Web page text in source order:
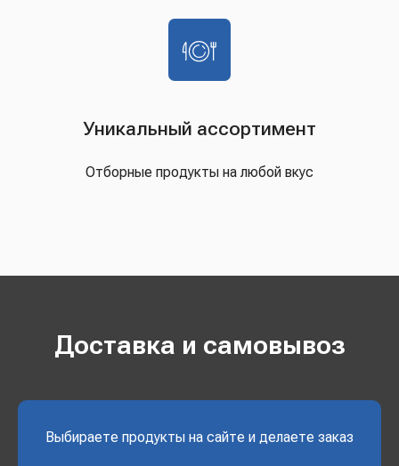
Уникальный ассортимент
Отборные продукты на любой вкус
Доставка и самовывоз
Выбираете продукты на сайте и делаете заказ